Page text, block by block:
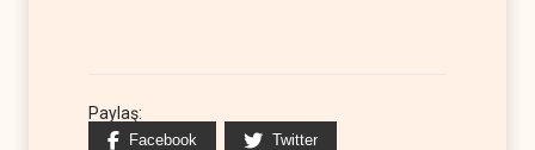
Paylaş:
Facebook Twitter